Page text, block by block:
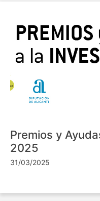
Premios y
2025
31/03/2025